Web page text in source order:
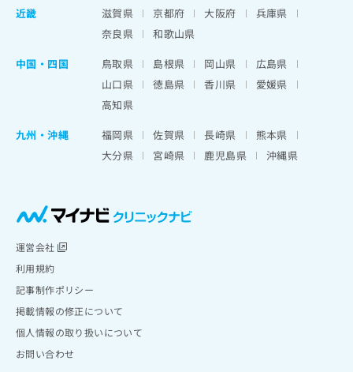
近畿
滋賀県 京都府 大阪府
兵庫県
奈良県
和歌山県
中国・四国
鳥取県 島根県 岡山県
広島県
山口県
徳島県 香川県
愛媛県
高知県
九州・沖縄
福岡県 佐賀県 長崎県
熊本県
大分県
宮崎県 鹿児島県 沖縄県
運営会社
利用規約
記事制作ポリシー
掲載情報の修正について
個人情報の取り扱いについて
お問い合わせ